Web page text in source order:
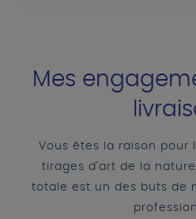
Mes
Vous êtes la raison pour
tirages d'art de la
totale est un des buts de